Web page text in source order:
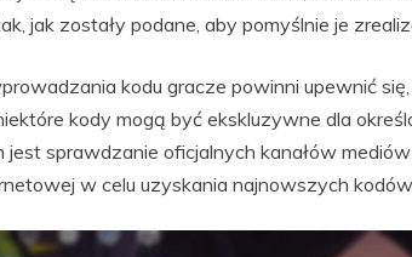
jak zostały podane, aby pomyślnie je
kodu gracze powinni upewnić
kody mogą być ekskluzywne dla
jest sprawdzanie oficjalnych kanałów
w celu uzyskania najnowszych